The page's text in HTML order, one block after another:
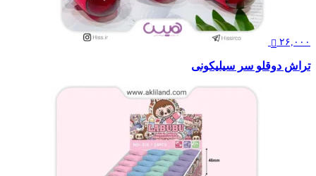
۲۶,۰۰۰
تراش دوقلو سر سیلیکونی